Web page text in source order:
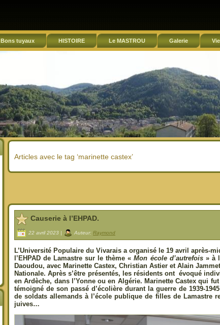
Bons tuyaux HISTOIRE Le MASTROU Galerie
Articles avec le tag ‘marinette castex’
Causerie à l’EHPAD.
22 avril 2023 | Auteur: Raymond
L’Université Populaire du Vivarais a organisé le 19 avril après-
l’EHPAD de Lamastre sur le thème «Mon école d’autrefois» à
Daoudou, avec Marinette Castex, Christian Astier et Alain
Nationale. Après s’être présentés, les résidents ont évoqué
en Ardèche, dans l’Yonne ou en Algérie. Marinette Castex qui
témoigné de son passé d’écolière durant la guerre de 1939-
de soldats allemands à l’école publique de filles de Lamastre
juives…